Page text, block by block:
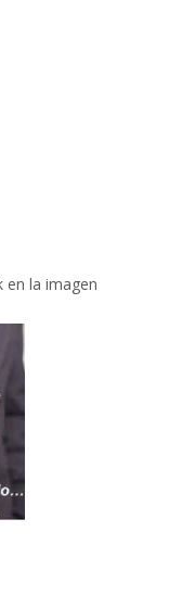
en la imagen